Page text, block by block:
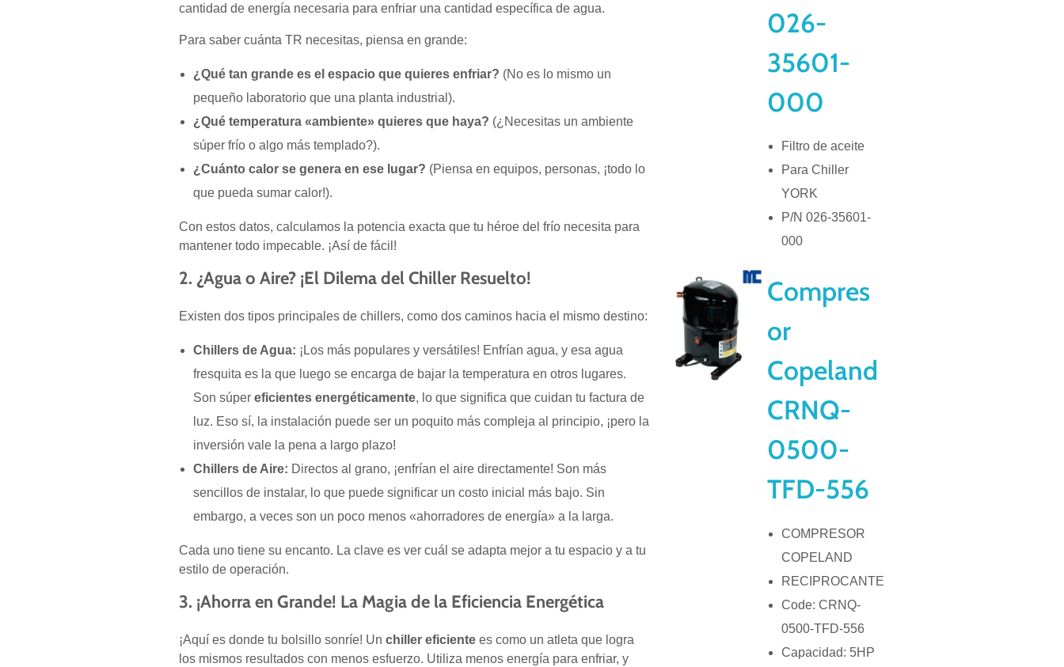
cantidad de energía necesaria para enfriar una cantidad específica de agua.
Para saber cuánta TR necesitas, piensa en grande:
¿Qué tan grande es el espacio que quieres enfriar? (No es lo mismo un
pequeño laboratorio que una planta industrial).
¿Qué temperatura «ambiente» quieres que haya? (¿Necesitas un ambiente
súper frío o algo más templado?).
¿Cuánto calor se genera en ese lugar? (Piensa en equipos, personas, ¡todo lo
que pueda sumar calor!).
Con estos datos, calculamos la potencia exacta que tu héroe del frío necesita para
mantener todo impecable. ¡Así de fácil!
2. ¿Agua o Aire? ¡El Dilema del Chiller Resuelto!
Existen dos tipos principales de chillers, como dos caminos hacia el mismo destino:
Chillers de Agua: ¡Los más populares y versátiles! Enfrían agua, y esa agua
fresquita es la que luego se encarga de bajar la temperatura en otros lugares.
Son súper eficientes energéticamente, lo que significa que cuidan tu factura de
luz. Eso sí, la instalación puede ser un poquito más compleja al principio, ¡pero la
inversión vale la pena a largo plazo!
Chillers de Aire: Directos al grano, ¡enfrían el aire directamente! Son más
sencillos de instalar, lo que puede significar un costo inicial más bajo. Sin
embargo, a veces son un poco menos «ahorradores de energía» a la larga.
Cada uno tiene su encanto. La clave es ver cuál se adapta mejor a tu espacio y a tu
estilo de operación.
3. ¡Ahorra en Grande! La Magia de la Eficiencia Energética
¡Aquí es donde tu bolsillo sonríe! Unchiller eficiente es como un atleta que logra
los mismos resultados con menos esfuerzo. Utiliza menos energía para enfriar, y
026-
35601-
000
Filtro de aceite
Para Chiller
YORK
P/N 026-35601-
000
Compres
or
Copeland
CRNQ-
0500-
TFD-556
COMPRESOR
COPELAND
RECIPROCANTE
Code: CRNQ-
0500-TFD-556
Capacidad: 5HP